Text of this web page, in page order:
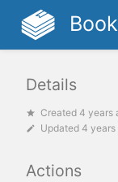
Details
Created 4 years
Updated 4 years
Actions